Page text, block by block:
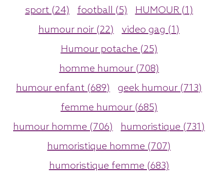
sport (24) football (5)
HUMOUR (1)
humour noir (22)
video gag (1)
Humour potache (25)
homme humour (708)
humour enfant (689)
geek humour (713)
femme humour (685)
humour homme (706)
humoristique (731)
humoristique homme (707)
humoristique femme (683)